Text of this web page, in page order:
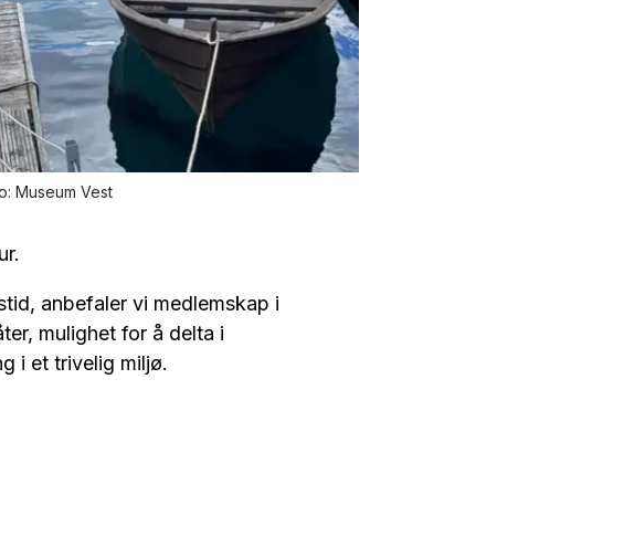
Museum Vest
anbefaler vi medlemskap i
mulighet for å delta i
i et trivelig miljø.